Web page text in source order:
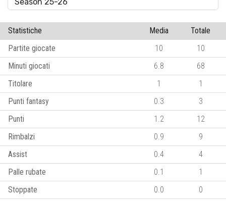
Statistiche Media
Totale
Partite giocate
10
10
Minuti giocati
6.8
68
Titolare
1
1
Punti fantasy
0.3
3
Punti
1.2
12
Rimbalzi
0.9
9
Assist
0.4
4
Palle rubate
0.1
1
Stoppate
0.0
0